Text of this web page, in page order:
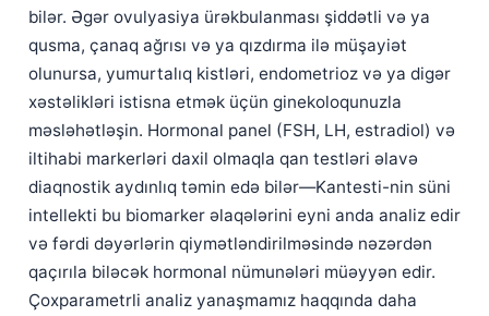
bilər. Əgər ovulyasiya ürəkbulanması şiddətli və ya
qusma, çanaq ağrısı və ya qızdırma ilə müşayiət
olunursa, yumurtalıq kistləri, endometrioz və ya digər
xəstəlikləri istisna etmək üçün ginekoloqunuzla
məsləhətləşin. Hormonal panel (FSH, LH, estradiol) və
iltihabi markerləri daxil olmaqla qan testləri əlavə
diaqnostik aydınlıq təmin edə bilər—Kantesti-nin süni
intellekti bu biomarker əlaqələrini eyni anda analiz edir
və fərdi dəyərlərin qiymətləndirilməsində nəzərdən
qaçırıla biləcək hormonal nümunələri müəyyən edir.
Çoxparametrli analiz yanaşmamız haqqında daha